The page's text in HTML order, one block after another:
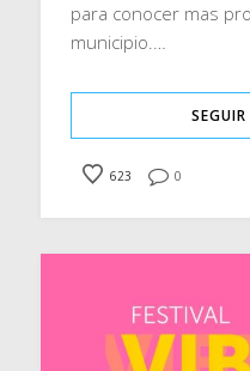
para conocer mas
municipio.…
623 0